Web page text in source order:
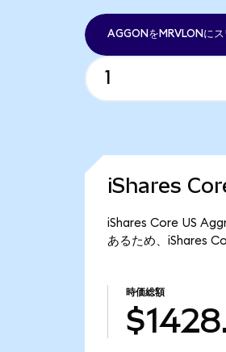
AGGONをMRVLONにス
iShares
iShares Core US
あるため、iShares
時価総額